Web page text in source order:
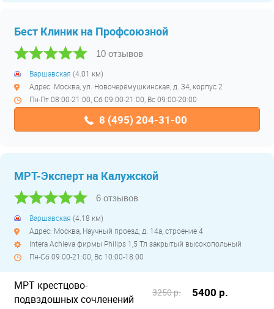
Бест Клиник на Профсоюзной
10 отзывов
Варшавская (4.01 км)
Адрес: Москва, ул. Новочерёмушкинская, д. 34, корпус 2
Пн-Пт 08:00-21:00, Сб 09:00-21:00, Вс 09:00-20:00
8 (495) 204-31-00
МРТ-Эксперт на Калужской
6 отзывов
Варшавская (4.18 км)
Адрес: Москва, Научный проезд, д. 14а, строение 4
Intera Achieva фирмы Philips 1,5 Тл закрытый высокопольный
Пн-Сб 09:00-21:00, Вс 10:00-18:00
МРТ крестцово-
подвздошных сочленений
3250 р. 5400 р.